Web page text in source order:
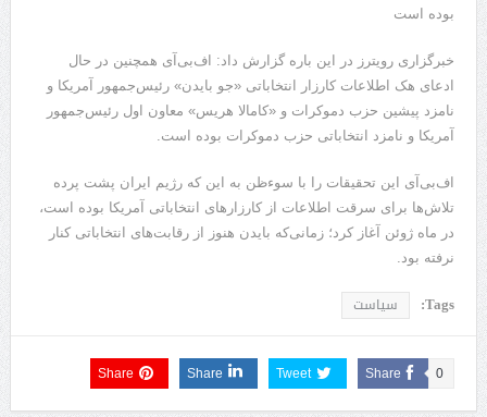
بوده است
خبرگزاری رویترز در این باره گزارش داد: اف‌بی‌آی همچنین در حال
ادعای هک اطلاعات کارزار انتخاباتی «جو بایدن» رئیس‌جمهور آمریکا و
نامزد پیشین حزب دموکرات و «کامالا هریس» معاون اول رئیس‌جمهور
آمریکا و نامزد انتخاباتی حزب دموکرات بوده است.
اف‌بی‌آی این تحقیقات را با سوءظن به این که رژیم ایران پشت پرده
تلاش‌ها برای سرقت اطلاعات از کارزارهای انتخاباتی آمریکا بوده است،
در ماه ژوئن آغاز کرد؛ زمانی‌که بایدن هنوز از رقابت‌های انتخاباتی کنار
نرفته بود.
Tags: سیاست
Share 0
Tweet
Share
Share